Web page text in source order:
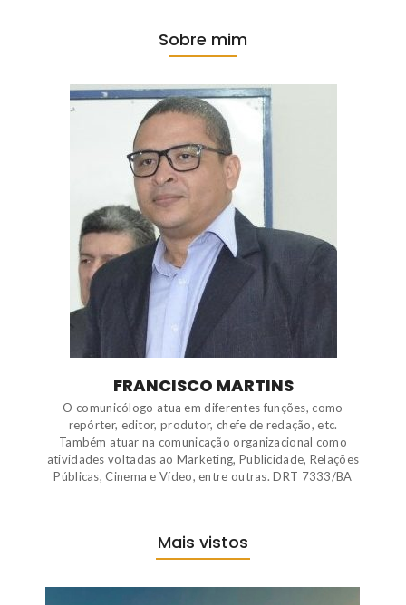
Sobre mim
FRANCISCO MARTINS
O comunicólogo atua em diferentes funções, como
repórter, editor, produtor, chefe de redação, etc.
Também atuar na comunicação organizacional como
atividades voltadas ao Marketing, Publicidade, Relações
Públicas, Cinema e Vídeo, entre outras. DRT 7333/BA
Mais vistos